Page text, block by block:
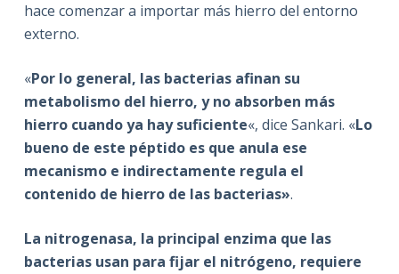
hace comenzar a importar más hierro del entorno
externo.
«Por lo general, las bacterias afinan su
metabolismo del hierro, y no absorben más
hierro cuando ya hay suficiente«, dice Sankari. «Lo
bueno de este péptido es que anula ese
mecanismo e indirectamente regula el
contenido de hierro de las bacterias».
La nitrogenasa, la principal enzima que las
bacterias usan para fijar el nitrógeno, requiere